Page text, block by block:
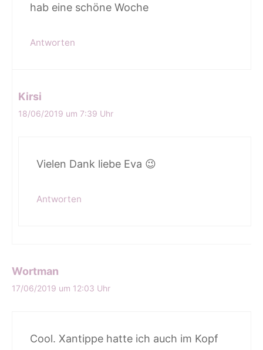
hab eine schöne Woche
Antworten
Kirsi
18/06/2019 um 7:39 Uhr
Vielen Dank liebe Eva 😉
Antworten
Wortman
17/06/2019 um 12:03 Uhr
Cool. Xantippe hatte ich auch im Kopf